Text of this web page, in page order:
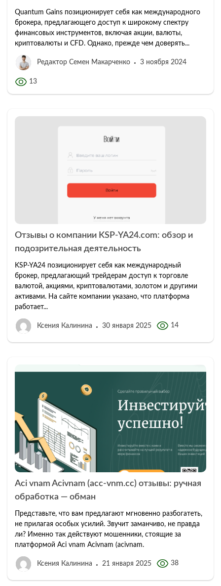
Quantum Gains позиционирует себя как международного
брокера, предлагающего доступ к широкому спектру
финансовых инструментов, включая акции, валюты,
криптовалюты и CFD. Однако, прежде чем доверять...
Редактор Семен Макарченко 3 ноября 2024
13
Отзывы о компании KSP-YA24.com: обзор и
подозрительная деятельность
KSP-YA24 позиционирует себя как международный
брокер, предлагающий трейдерам доступ к торговле
валютой, акциями, криптовалютами, золотом и другими
активами. На сайте компании указано, что платформа
работает...
Ксения Калинина 30 января 2025 14
Aci vnam Acivnam (acc-vnm.cc) отзывы: ручная
обработка — обман
Представьте, что вам предлагают мгновенно разбогатеть,
не прилагая особых усилий. Звучит заманчиво, не правда
ли? Именно так действуют мошенники, стоящие за
платформой Aci vnam Acivnam (acivnam.
Ксения Калинина 21 января 2025 38